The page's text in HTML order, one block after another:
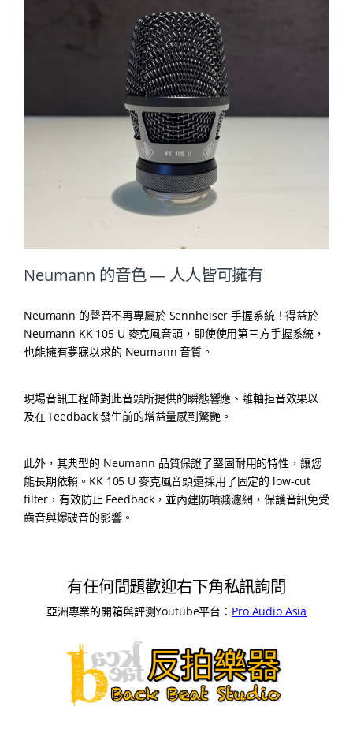
Neumann 的音色 — 人人皆可擁有
Neumann 的聲音不再專屬於 Sennheiser 手握系統！得益於
Neumann KK 105 U 麥克風音頭，即使使用第三方手握系統，
也能擁有夢寐以求的 Neumann 音質。
現場音訊工程師對此音頭所提供的瞬態響應、離軸拒音效果以
及在 Feedback 發生前的增益量感到驚艷。
此外，其典型的 Neumann 品質保證了堅固耐用的特性，讓您
能長期依賴。KK 105 U 麥克風音頭還採用了固定的 low-cut
filter，有效防止 Feedback，並內建防噴濺濾網，保護音訊免受
齒音與爆破音的影響。
有任何問題歡迎右下角私訊詢問
亞洲專業的開箱與評測Youtube平台： Pro Audio Asia